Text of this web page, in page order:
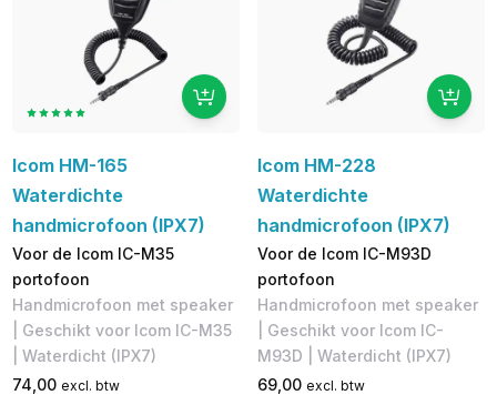
Icom HM-165
Waterdichte
handmicrofoon (IPX7)
Voor de Icom IC-M35
portofoon
Handmicrofoon met speaker
| Geschikt voor Icom IC-M35
| Waterdicht (IPX7)
74,00 excl. btw
Icom HM-228
Waterdichte
handmicrofoon (IPX7)
Voor de Icom IC-M93D
portofoon
Handmicrofoon met speaker
| Geschikt voor Icom IC-
M93D | Waterdicht (IPX7)
69,00 excl. btw